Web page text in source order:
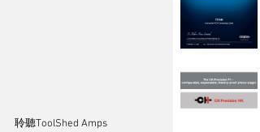
聆聽ToolShed Amps